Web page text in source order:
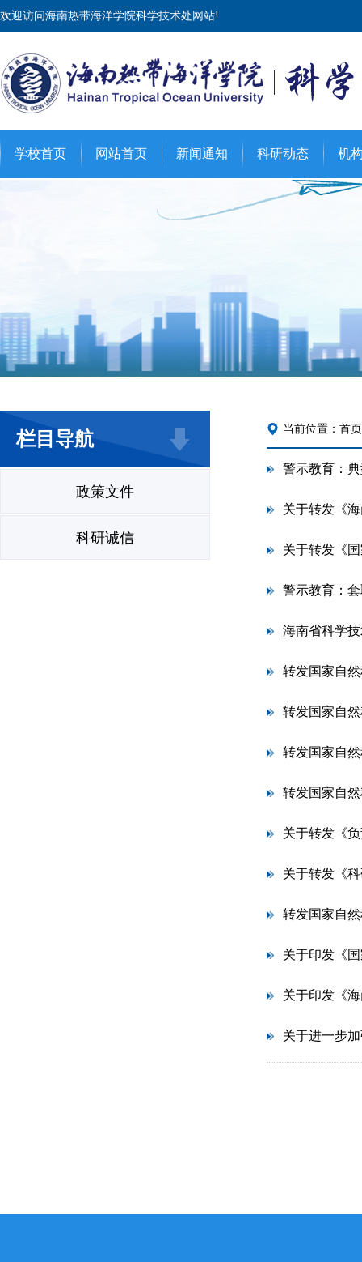
欢迎访问海南热带海洋学院科学技术处网站!
学校首页 网站首页 新闻通知 科研动态 机
栏目导航
政策文件
科研诚信
当前位置： 首页
警示教育：
关于转发《
警示教育：
海南省科学
转发国家自
转发国家自
转发国家自
转发国家自
关于转发《
关于转发《
转发国家自
关于进一步